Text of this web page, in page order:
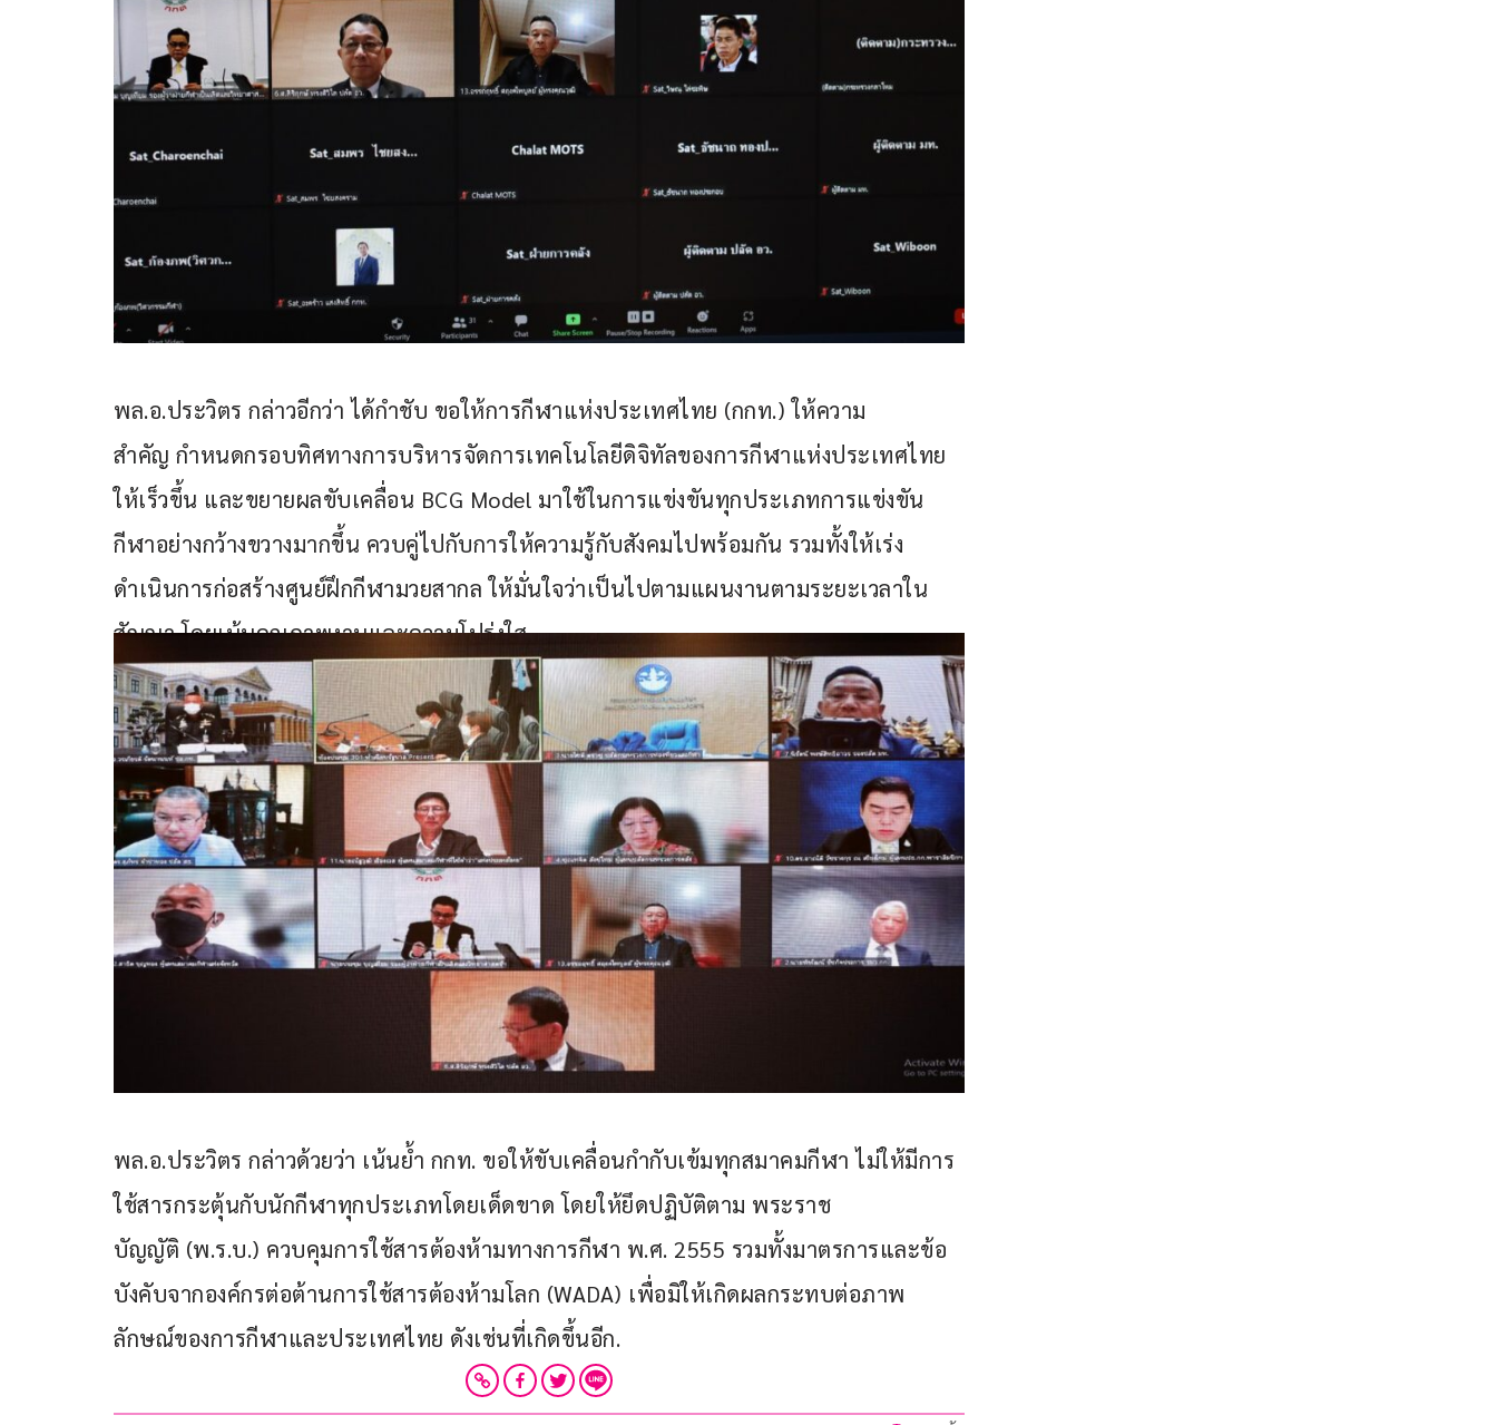
พล.อ.ประวิตร กล่าวอีกว่า ได้กำชับ ขอให้การกีฬาแห่งประเทศไทย (กกท.) ให้ความ
สำคัญ กำหนดกรอบทิศทางการบริหารจัดการเทคโนโลยีดิจิทัลของการกีฬาแห่งประเทศไทย
ให้เร็วขึ้น และขยายผลขับเคลื่อน BCG Model มาใช้ในการแข่งขันทุกประเภทการแข่งขัน
กีฬาอย่างกว้างขวางมากขึ้น ควบคู่ไปกับการให้ความรู้กับสังคมไปพร้อมกัน รวมทั้งให้เร่ง
ดำเนินการก่อสร้างศูนย์ฝึกกีฬามวยสากล ให้มั่นใจว่าเป็นไปตามแผนงานตามระยะเวลาใน
สัญญา โดยเน้นคุณภาพงานและความโปร่งใส
พล.อ.ประวิตร กล่าวด้วยว่า เน้นย้ำ กกท. ขอให้ขับเคลื่อนกำกับเข้มทุกสมาคมกีฬา ไม่ให้มีการ
ใช้สารกระตุ้นกับนักกีฬาทุกประเภทโดยเด็ดขาด โดยให้ยึดปฏิบัติตาม พระราช
บัญญัติ (พ.ร.บ.) ควบคุมการใช้สารต้องห้ามทางการกีฬา พ.ศ. 2555 รวมทั้งมาตรการและข้อ
บังคับจากองค์กรต่อต้านการใช้สารต้องห้ามโลก (WADA) เพื่อมิให้เกิดผลกระทบต่อภาพ
ลักษณ์ของการกีฬาและประเทศไทย ดังเช่นที่เกิดขึ้นอีก.